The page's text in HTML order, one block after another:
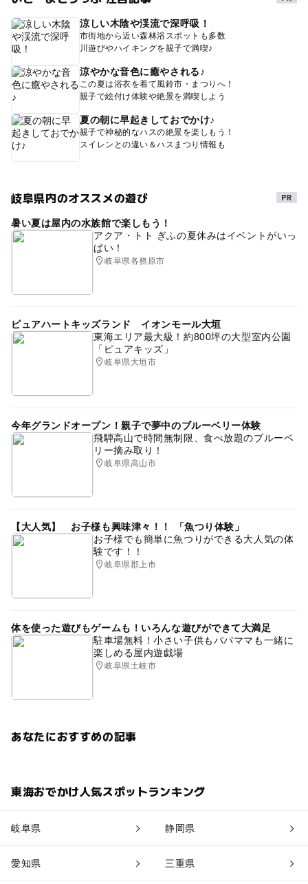
涼しい木陰や渓流で深呼吸！
市街地から近い森林浴スポットも多数
川遊びやハイキングを親子で満喫♪
涼やかな音色に癒やされる♪
この夏は浴衣を着て風鈴市・まつりへ！
親子で絵付け体験や絶景を満喫しよう
夏の朝に早起きしておでかけ♪
親子で神秘的なハスの絶景を楽しもう！
スイレンとの違い＆ハスまつり情報も
岐阜県内のオススメの遊び
暑い夏は屋内の水族館で楽しもう！
アクア・トト ぎふの夏休みはイベントがいっ
ぱい！
岐阜県各務原市
ピュアハートキッズランド イオンモール大垣
東海エリア最大級！約800坪の大型室内公園
「ピュアキッズ」
岐阜県大垣市
今年グランドオープン！親子で夢中のブルーベリー体験
飛騨高山で時間無制限、食べ放題のブルーベ
リー摘み取り！
岐阜県高山市
【大人気】 お子様も興味津々！！ 「魚つり体験」
お子様でも簡単に魚つりができる大人気の体
験です！！
岐阜県郡上市
体を使った遊びもゲームも！いろんな遊びができて大満足
駐車場無料！小さい子供もパパママも一緒に
楽しめる屋内遊戯場
岐阜県土岐市
あなたにおすすめの記事
東海おでかけ人気スポットランキング
岐阜県 静岡県
愛知県 三重県